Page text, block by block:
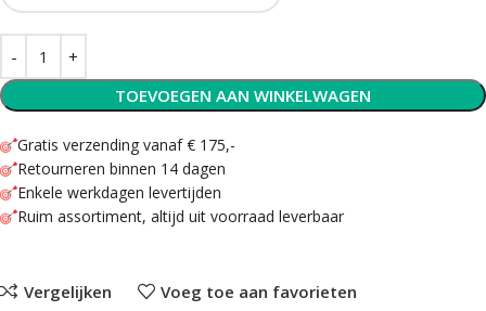
TOEVOEGEN AAN WINKELWAGEN
Gratis verzending vanaf € 175,-
Retourneren binnen 14 dagen
Enkele werkdagen levertijden
Ruim assortiment, altijd uit voorraad leverbaar
Vergelijken Voeg toe aan favorieten